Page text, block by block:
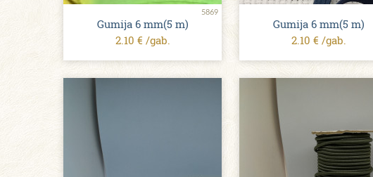
5869
Gumija 6 mm(5 m)
2.10 € /gab.
Gumija 6 mm(5 m)
2.10 € /gab.